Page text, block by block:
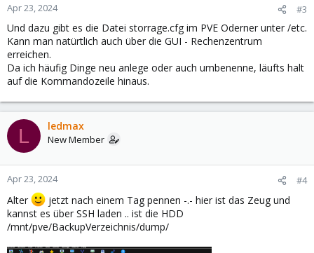
Apr 23, 2024 #3
Und dazu gibt es die Datei storrage.cfg im PVE Oderner unter /etc.
Kann man natürtlich auch über die GUI - Rechenzentrum
erreichen.
Da ich häufig Dinge neu anlege oder auch umbenenne, läufts halt
auf die Kommandozeile hinaus.
L ledmax
New Member
Apr 23, 2024 #4
Alter
jetzt nach einem Tag pennen -.- hier ist das Zeug und
kannst es über SSH laden .. ist die HDD
/mnt/pve/BackupVerzeichnis/dump/